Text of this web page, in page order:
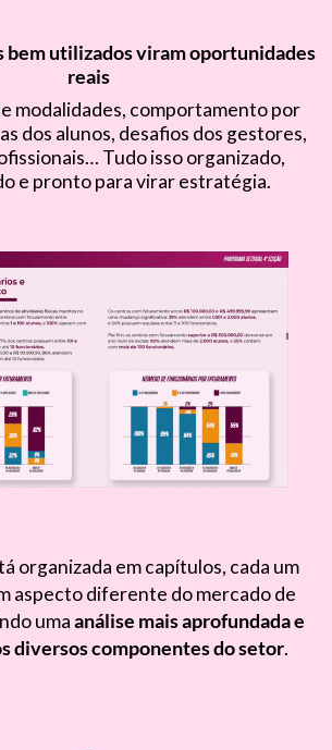
bem utilizados viram oportunidades
reais
modalidades, comportamento por
dos alunos, desafios dos gestores,
Tudo isso organizado,
e pronto para virar estratégia.
organizada em capítulos, cada um
aspecto diferente do mercado de
umaanálise mais aprofundada e
diversos componentes do setor.